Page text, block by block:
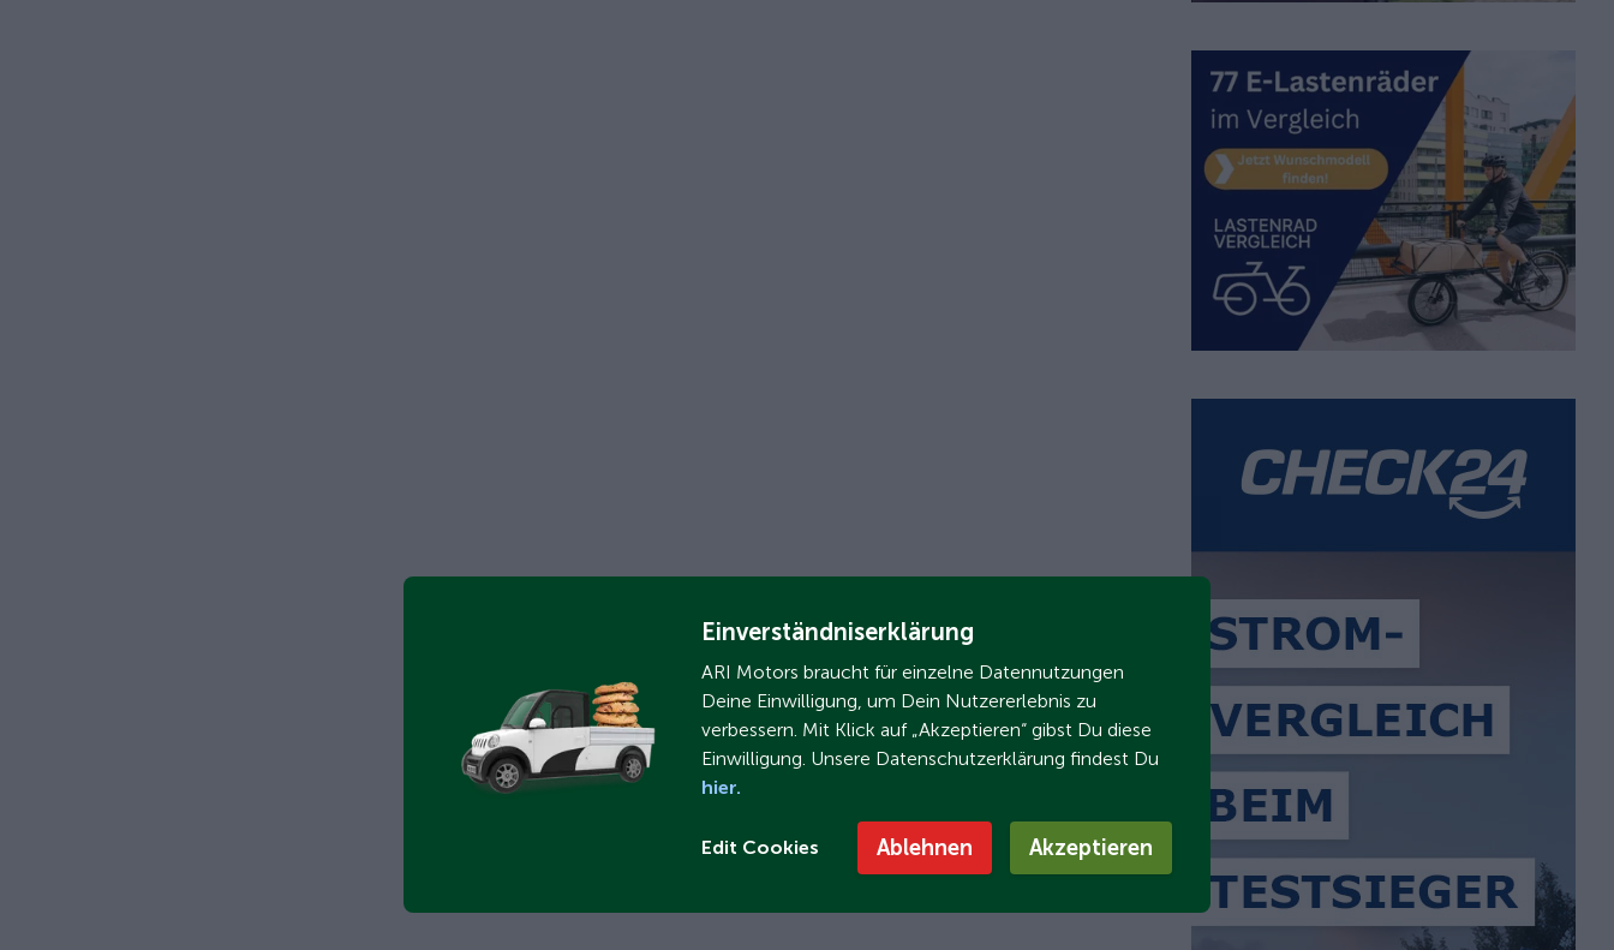
Einverständniserklärung
ARI Motors braucht für einzelne Datennutzungen
Deine Einwilligung, um Dein Nutzererlebnis zu
verbessern. Mit Klick auf „Akzeptieren“ gibst Du diese
Einwilligung. Unsere Datenschutzerklärung findest Du
hier.
Edit Cookies Ablehnen Akzeptieren